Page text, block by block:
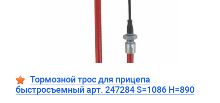
Тормозной трос для прицепа
быстросъемный арт. 247284 S=1086 H=890